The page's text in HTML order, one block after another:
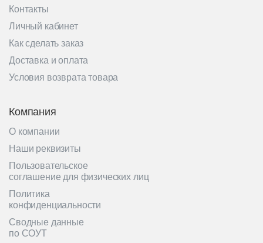
Контакты
Личный кабинет
Как сделать заказ
Доставка и оплата
Условия возврата товара
Компания
О компании
Наши реквизиты
Пользовательское
соглашение для физических лиц
Политика
конфиденциальности
Сводные данные
по СОУТ